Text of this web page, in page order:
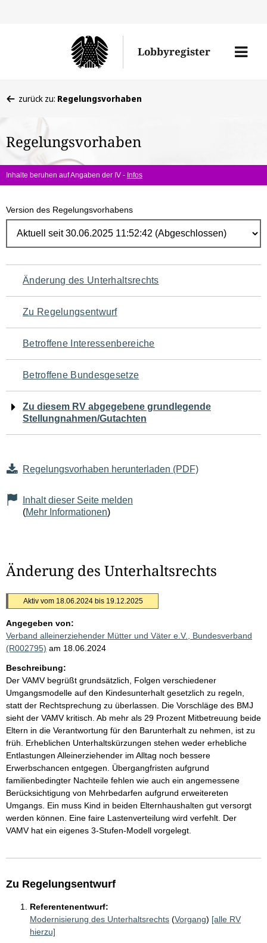
Lobbyregister
Menü
befinden
hier:
zurück zu: Regelungsvorhaben
Regelungsvorhaben
Inhalte beruhen auf Angaben der IV - Infos
Version des Regelungsvorhabens
Navigation
für
den
Seiteninhalt
Änderung des Unterhaltsrechts
Zu Regelungsentwurf
Betroffene Interessenbereiche
Betroffene Bundesgesetze
Zu diesem RV abgegebene grundlegende
Stellungnahmen/Gutachten
Regelungsvorhaben herunterladen (PDF)
Inhalt dieser Seite melden
(Mehr Informationen)
Änderung des Unterhaltsrechts
Aktiv vom 18.06.2024 bis 19.12.2025
Angegeben von:
Verband alleinerziehender Mütter und Väter e.V., Bundesverband
(R002795) am 18.06.2024
Beschreibung:
Der VAMV begrüßt grundsätzlich, Folgen verschiedener
Umgangsmodelle auf den Kindesunterhalt gesetzlich zu regeln,
statt der Rechtsprechung zu überlassen. Die Vorschläge des BMJ
sieht der VAMV kritisch. Ab mehr als 29 Prozent Mitbetreuung beide
Eltern in die Verantwortung für den Barunterhalt zu nehmen, ist zu
früh. Erheblichen Unterhaltskürzungen stehen weder erhebliche
Entlastungen Alleinerziehender im Alltag noch bessere
Erwerbschancen entgegen. Übergangfristen aufgrund
familienbedingter Nachteile fehlen wie auch ein angemessene
Berücksichtigung von Mehrbedarfen aufgrund erweitereten
Umgangs. Ein muss Kind in beiden Elternhaushalten gut versorgt
werden können. Eine faire Lastenverteilung wird verfehlt. Der
VAMV hat ein eigenes 3-Stufen-Modell vorgelegt.
Zu Regelungsentwurf
Referentenentwurf:
Modernisierung des Unterhaltsrechts (Vorgang) [alle RV
hierzu]